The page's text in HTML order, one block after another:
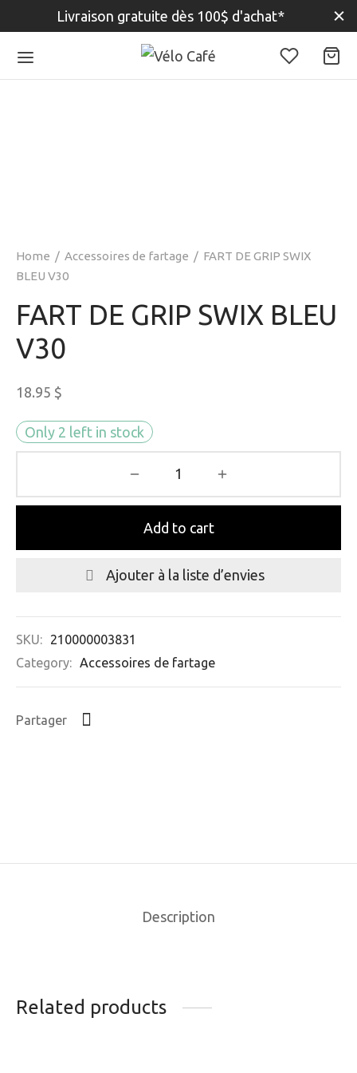
Livraison gratuite dès 100$ d'achat*
Home / Accessoires de fartage / FART DE GRIP SWIX
BLEU V30
FART DE GRIP SWIX BLEU
V30
18.95 $
Only 2 left in stock
Add to cart
Ajouter à la liste d’envies
SKU:
210000003831
Category:
Accessoires de fartage
Partager
Description
Related products